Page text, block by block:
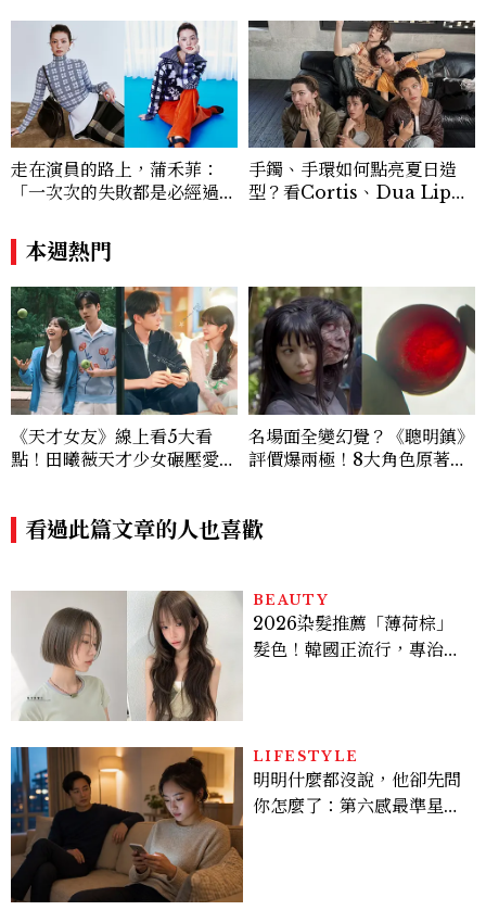
度的內容。 《Marie Claire》始終以敏銳
視角與編輯直覺，引領讀者探索女性多元面
貌與生活品味風格的無限可能。
走在演員的路上，蒲禾菲：
「一次次的失敗都是必經過
能做得好。」
手鐲、手環如何點亮夏日造
型？看Cortis、Dua Lip的
本週熱門
《天才女友》線上看5大看
點！田曦薇天才少女碾壓愛因
名場面全變幻覺？《聰明鎮》
評價爆兩極！8大角色原著差
玉果邏輯翻車
看過此篇文章的人也喜歡
BEAUTY
2026染髮推薦「薄荷棕」
髮色！韓國正流行，專治紅
LIFESTYLE
明明什麼都沒說，他卻先問
你怎麼了：第六感最準星座